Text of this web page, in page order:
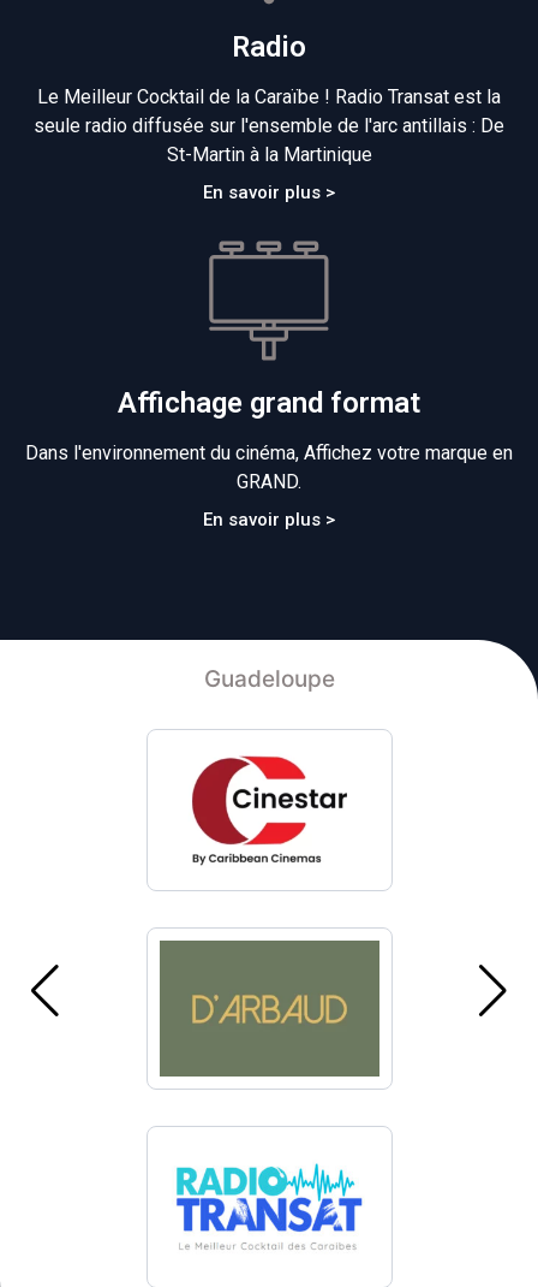
Radio
Le Meilleur Cocktail de la Caraïbe ! Radio Transat est la
seule radio diffusée sur l'ensemble de l'arc antillais : De
St-Martin à la Martinique
En savoir plus >
Affichage grand format
Dans l'environnement du cinéma, Affichez votre marque en
GRAND.
En savoir plus >
Guadeloupe